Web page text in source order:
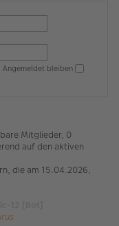
Angemeldet bleiben
Mitglieder, 0
auf den aktiven
die am 15.04.2026,